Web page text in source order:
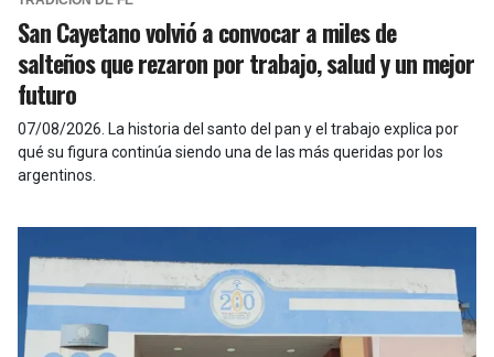
San Cayetano volvió a convocar a miles de
salteños que rezaron por trabajo, salud y un mejor
futuro
07/08/2026 La historia del santo del pan y el trabajo explica por
qué su figura continúa siendo una de las más queridas por los
argentinos.